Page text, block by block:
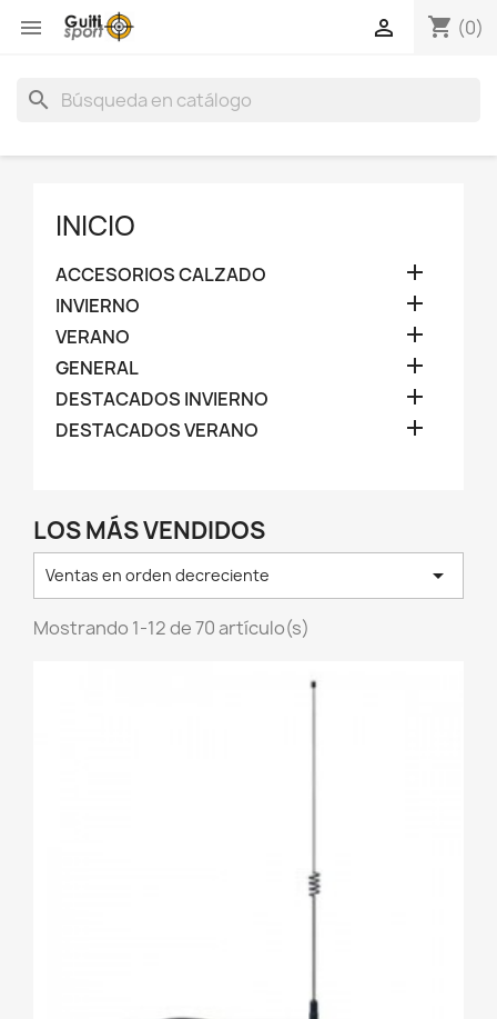
 shopping_cart (0)

search
INICIO
ACCESORIOS CALZADO 
INVIERNO 
VERANO 
GENERAL 
DESTACADOS INVIERNO 
DESTACADOS VERANO 
LOS MÁS VENDIDOS
Ventas en orden decreciente 
Mostrando 1-12 de 70 artículo(s)